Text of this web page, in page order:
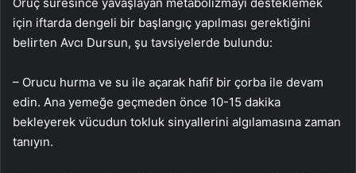
için iftarda dengeli bir başlangıç yapılması gerektiğini
belirten Avcı Dursun, şu tavsiyelerde bulundu:
– Orucu hurma ve su ile açarak hafif bir çorba ile devam
edin. Ana yemeğe geçmeden önce 10-15 dakika
bekleyerek vücudun tokluk sinyallerini algılamasına zaman
tanıyın.